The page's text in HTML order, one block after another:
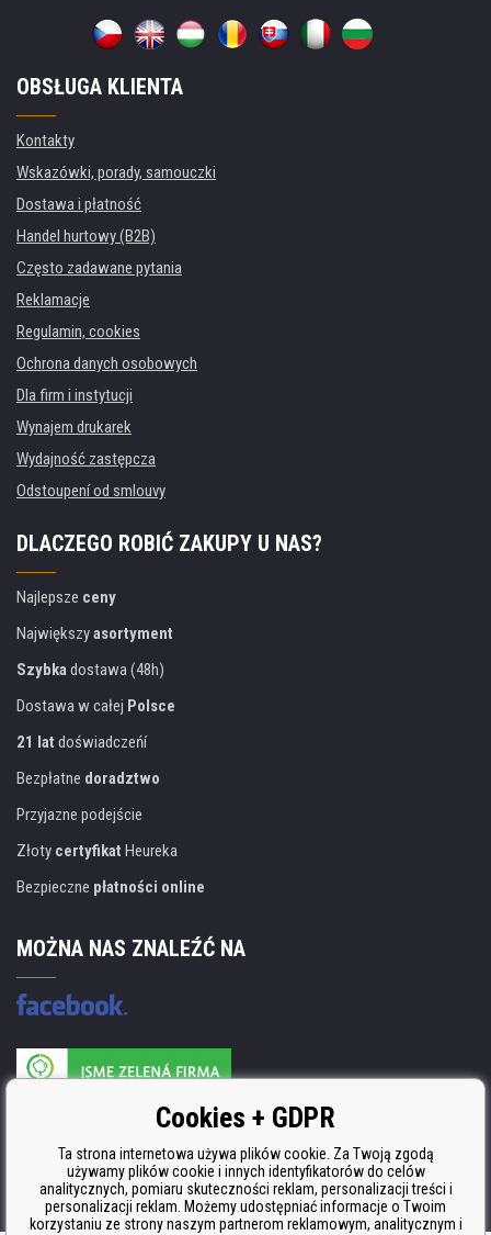
OBSŁUGA KLIENTA
Kontakty
Wskazówki, porady, samouczki
Dostawa i płatność
Handel hurtowy (B2B)
Często zadawane pytania
Reklamacje
Regulamin, cookies
Ochrona danych osobowych
Dla firm i instytucji
Wynajem drukarek
Wydajność zastępcza
Odstoupení od smlouvy
DLACZEGO ROBIĆ ZAKUPY U NAS?
Najlepsze ceny
Największyasortyment
Szybkadostawa (48h)
Dostawa w całej Polsce
21 lat doświadczeńí
Bezpłatne doradztwo
Przyjazne podejście
Złoty certyfikat Heureka
Bezpieczne płatności online
MOŻNA NAS ZNALEŹĆ NA
Producent wkładów posiada certyfikat
ISO 9001, ISO 14001 i STMC.Cookies + GDPR
Ta strona internetowa używa plików cookie. Za Twoją zgodą
używamy plików cookie i innych identyfikatorów do celów
analitycznych, pomiaru skuteczności reklam, personalizacji treści i
personalizacji reklam. Możemy udostępniać informacje o Twoim
korzystaniu ze strony naszym partnerom reklamowym, analitycznym i